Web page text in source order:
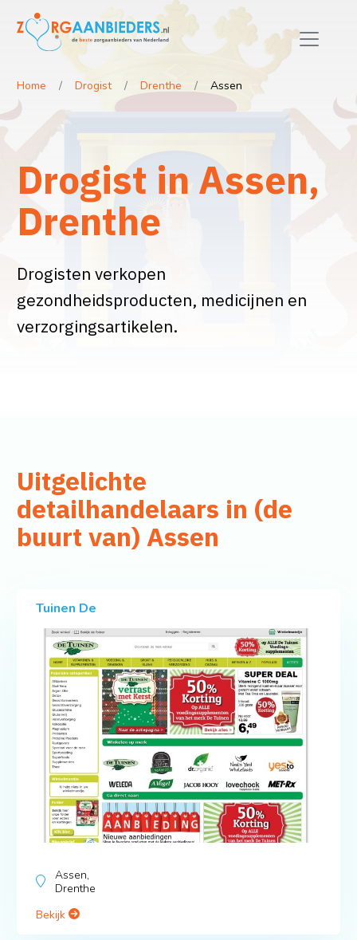
Home Drogist Drenthe Assen
Drogist in Assen,
Drenthe
Drogisten verkopen
gezondheidsproducten, medicijnen en
verzorgingsartikelen.
Uitgelichte
detailhandelaars in (de
buurt van) Assen
Tuinen De
Assen,
Drenthe
Bekijk